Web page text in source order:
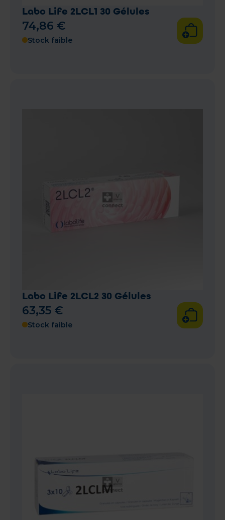
Labo Life 2LCL1 30 Gélules
74,86 €
Stock faible
Labo Life 2LCL2 30 Gélules
63,35 €
Stock faible